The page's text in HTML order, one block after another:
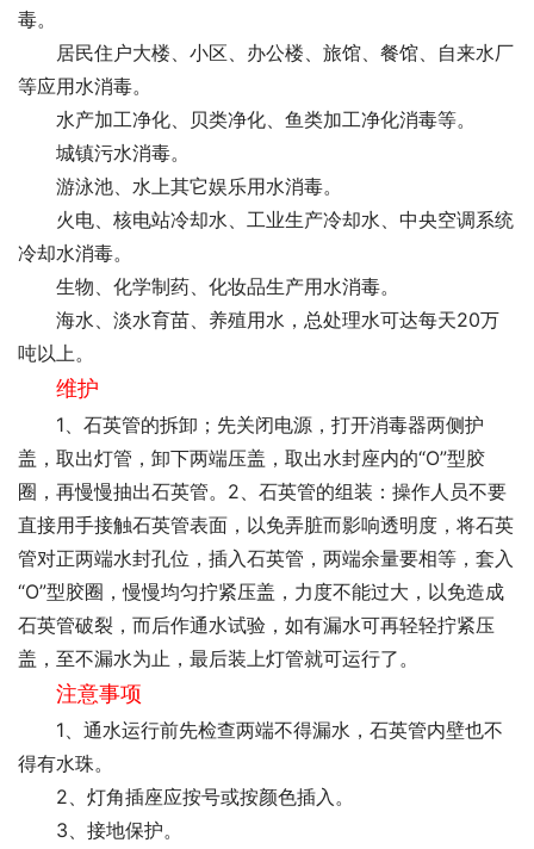
毒。
居民住户大楼、小区、办公楼、旅馆、餐馆、自来水厂
等应用水消毒。
水产加工净化、贝类净化、鱼类加工净化消毒等。
城镇污水消毒。
游泳池、水上其它娱乐用水消毒。
火电、核电站冷却水、工业生产冷却水、中央空调系统
冷却水消毒。
生物、化学制药、化妆品生产用水消毒。
海水、淡水育苗、养殖用水，总处理水可达每天20万
吨以上。
维护
1、石英管的拆卸；先关闭电源，打开消毒器两侧护
盖，取出灯管，卸下两端压盖，取出水封座内的“O”型胶
圈，再慢慢抽出石英管。2、石英管的组装：操作人员不要
直接用手接触石英管表面，以免弄脏而影响透明度，将石英
管对正两端水封孔位，插入石英管，两端余量要相等，套入
“O”型胶圈，慢慢均匀拧紧压盖，力度不能过大，以免造成
石英管破裂，而后作通水试验，如有漏水可再轻轻拧紧压
盖，至不漏水为止，最后装上灯管就可运行了。
注意事项
1、通水运行前先检查两端不得漏水，石英管内壁也不
得有水珠。
2、灯角插座应按号或按颜色插入。
3、接地保护。